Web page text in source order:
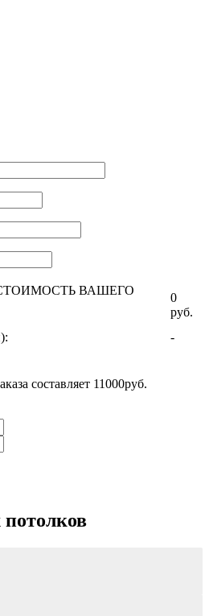
ВАШЕГО
0
руб.
): -
составляет 11000руб.